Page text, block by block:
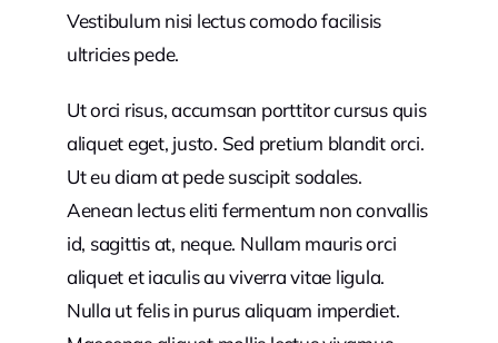
Vestibulum nisi lectus comodo facilisis
ultricies pede.
Ut orci risus, accumsan porttitor cursus quis
aliquet eget, justo. Sed pretium blandit orci.
Ut eu diam at pede suscipit sodales.
Aenean lectus eliti fermentum non convallis
id, sagittis at, neque. Nullam mauris orci
aliquet et iaculis au viverra vitae ligula.
Nulla ut felis in purus aliquam imperdiet.